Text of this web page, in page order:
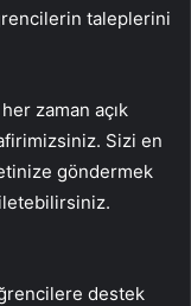
taleplerini
zaman açık
Sizi en
göndermek
destek